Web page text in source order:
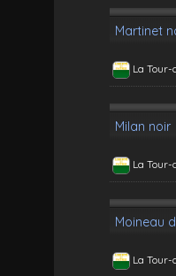
Martinet
La Tour-
Milan noir
La Tour-
Moineau
La Tour-